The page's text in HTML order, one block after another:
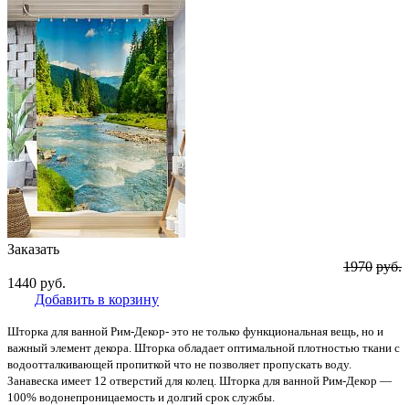
Заказать
1970 руб.
1440 руб.
Добавить в корзину
Шторка для ванной Рим-Декор- это не только функциональная вещь, но и
важный элемент декора. Шторка обладает оптимальной плотностью ткани с
водоотталкивающей пропиткой что не позволяет пропускать воду.
Занавеска имеет 12 отверстий для колец. Шторка для ванной Рим-Декор —
100% водонепроницаемость и долгий срок службы.